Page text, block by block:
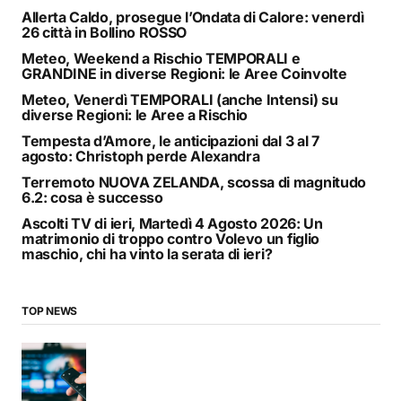
Allerta Caldo, prosegue l’Ondata di Calore: venerdì
26 città in Bollino ROSSO
Meteo, Weekend a Rischio TEMPORALI e
GRANDINE in diverse Regioni: le Aree Coinvolte
Meteo, Venerdì TEMPORALI (anche Intensi) su
diverse Regioni: le Aree a Rischio
Tempesta d’Amore, le anticipazioni dal 3 al 7
agosto: Christoph perde Alexandra
Terremoto NUOVA ZELANDA, scossa di magnitudo
6.2: cosa è successo
Ascolti TV di ieri, Martedì 4 Agosto 2026: Un
matrimonio di troppo contro Volevo un figlio
maschio, chi ha vinto la serata di ieri?
TOP NEWS